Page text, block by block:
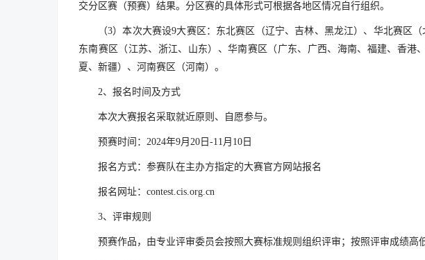
交分区赛（预赛）结果。分区赛的具体形式可根据各地区情况自行组织。
（3）本次大赛设9大赛区：东北赛区（辽宁、吉林、黑龙江）、华北赛区
东南赛区（江苏、浙江、山东）、华南赛区（广东、广西、海南、福建、香
夏、新疆）、河南赛区（河南）。
2、报名时间及方式
本次大赛报名采取就近原则、自愿参与。
预赛时间：2024年9月20日-11月10日
报名方式：参赛队在主办方指定的大赛官方网站报名
报名网址：contest.cis.org.cn
3、评审规则
预赛作品，由专业评审委员会按照大赛标准规则组织评审；按照评审成绩高